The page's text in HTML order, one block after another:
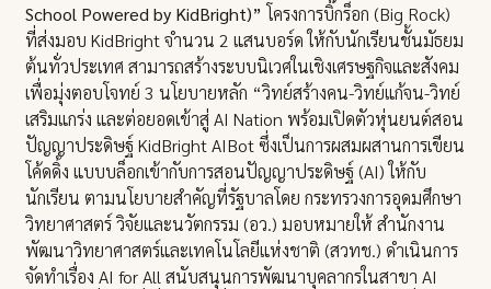
School Powered by KidBright)” โครงการบิ๊กร็อก (Big Rock)
ที่ส่งมอบ KidBright จำนวน 2 แสนบอร์ด ให้กับนักเรียนชั้นมัธยม
ต้นทั่วประเทศ สามารถสร้างระบบนิเวศในเชิงเศรษฐกิจและสังคม
เพื่อมุ่งตอบโจทย์ 3 นโยบายหลัก “วิทย์สร้างคน-วิทย์แก้จน-วิทย์
เสริมแกร่ง และต่อยอดเข้าสู่ AI Nation พร้อมเปิดตัวหุ่นยนต์สอน
ปัญญาประดิษฐ์ KidBright AIBot ซึ่งเป็นการผสมผสานการเขียน
โค้ดดิ้ง แบบบล็อกเข้ากับการสอนปัญญาประดิษฐ์ (AI) ให้กับ
นักเรียน ตามนโยบายสำคัญที่รัฐบาลโดย กระทรวงการอุดมศึกษา
วิทยาศาสตร์ วิจัยและนวัตกรรม (อว.) มอบหมายให้ สำนักงาน
พัฒนาวิทยาศาสตร์และเทคโนโลยีแห่งชาติ (สวทช.) ดำเนินการ
จัดทำเรื่อง AI for All สนับสนุนการพัฒนาบุคลากรในสาขา AI